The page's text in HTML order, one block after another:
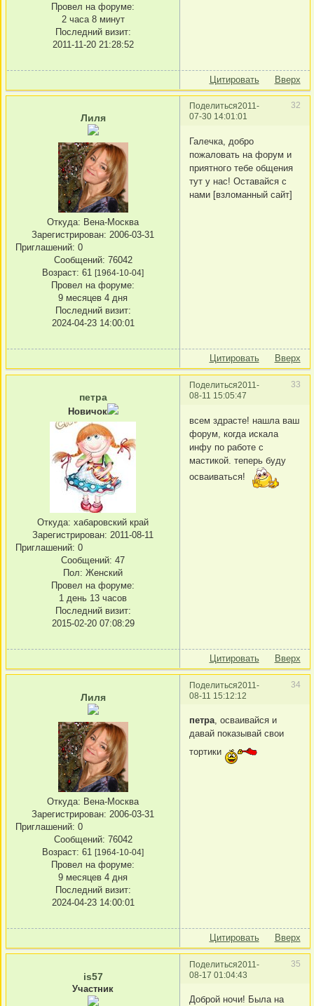
Провел на форуме:
2 часа 8 минут
Последний визит:
2011-11-20 21:28:52
Цитировать Вверх
Поделиться 32
2011-
07-30 14:01:01
Лиля
Откуда: Вена-Москва
Зарегистрирован: 2006-03-31
Приглашений: 0
Сообщений: 76042
Возраст: 61 [1964-10-04]
Провел на форуме:
9 месяцев 4 дня
Последний визит:
2024-04-23 14:00:01
Галечка, добро
пожаловать на форум и
приятного тебе общения
тут у нас! Оставайся с
нами [взломанный сайт]
Цитировать Вверх
Поделиться 33
2011-
08-11 15:05:47
петра
Новичок
Откуда: хабаровский край
Зарегистрирован: 2011-08-11
Приглашений: 0
Сообщений: 47
Пол: Женский
Провел на форуме:
1 день 13 часов
Последний визит:
2015-02-20 07:08:29
всем здрасте! нашла ваш
форум, когда искала
инфу по работе с
мастикой. теперь буду
осваиваться!
Цитировать Вверх
Поделиться 34
2011-
08-11 15:12:12
Лиля
Откуда: Вена-Москва
Зарегистрирован: 2006-03-31
Приглашений: 0
Сообщений: 76042
Возраст: 61 [1964-10-04]
Провел на форуме:
9 месяцев 4 дня
Последний визит:
2024-04-23 14:00:01
петра, осваивайся и
давай показывай свои
тортики
Цитировать Вверх
Поделиться 35
2011-
08-17 01:04:43
is57
Участник
Доброй ночи! Была на